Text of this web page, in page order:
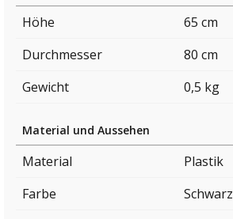
Höhe
65 cm
Durchmesser
80 cm
Gewicht
0,5 kg
Material und Aussehen
Material
Plastik
Farbe
Schwarz